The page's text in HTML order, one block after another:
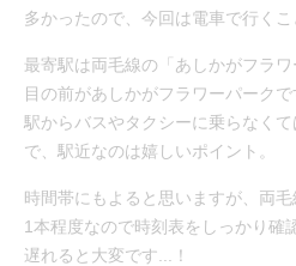
多かったので、今回は電車で行くこ
最寄駅は両毛線の「あしかがフラ
目の前があしかがフラワーパーク
駅からバスやタクシーに乗らなく
で、駅近なのは嬉しいポイント。
時間帯にもよると思いますが、両
1本程度なので時刻表をしっかり確
遅れると大変です...！